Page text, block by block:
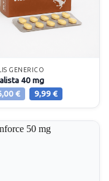
GENERICO
40 mg
€
Il
prezzo
originale
26,00 €.
9,99€ Il
prezzo
attuale
9,99 €.